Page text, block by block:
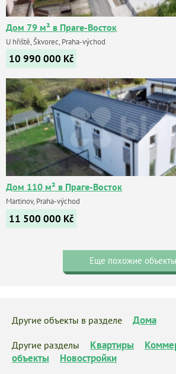
Дом 79 м² в Праге-Восток
U hřiště, Škvorec, Praha-východ
10 990 000 Kč
Дом 110 м² в Праге-Восток
Martinov, Praha-východ
11 500 000 Kč
Еще похожие объекты
Другие объекты в разделе Дома
Другие разделы Квартиры
объекты
Новостройки